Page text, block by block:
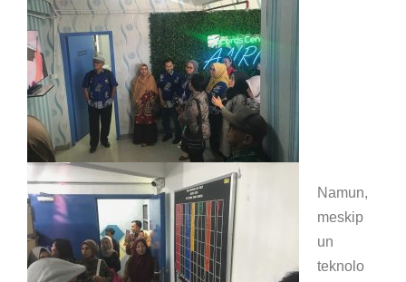
Namun,
meskip
un
teknolo